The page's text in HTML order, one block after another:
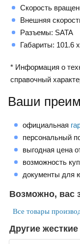
Скорость
Внешняя
Разъемы: SATA
Габариты: 101.6
* Информация о
справочный
Ваши
официальная
персональный
выгодная цена
возможность
документы для
Возможно, вас
Все товары
Другие